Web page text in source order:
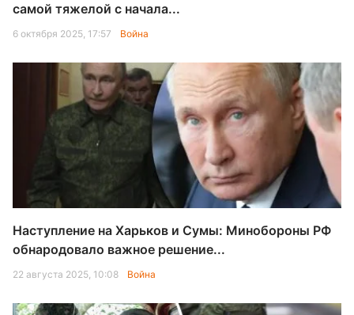
самой тяжелой с начала...
6 октября 2025, 17:57 Война
Наступление на Харьков и Сумы: Минобороны РФ
обнародовало важное решение...
22 августа 2025, 10:08 Война